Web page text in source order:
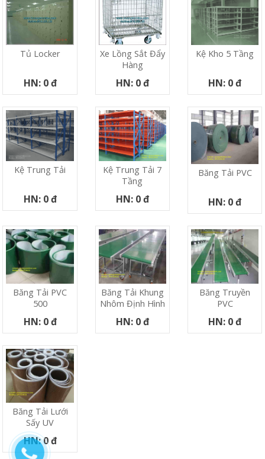
Tủ Locker
HN: 0 đ
Xe Lồng Sắt Đẩy
Hàng
HN: 0 đ
Kệ Kho 5 Tầng
HN: 0 đ
Kệ Trung Tải
HN: 0 đ
Kệ Trung Tải 7
Tầng
HN: 0 đ
Băng Tải PVC
HN: 0 đ
Băng Tải PVC
500
HN: 0 đ
Băng Tải Khung
Nhôm Định Hình
HN: 0 đ
Băng Truyền
PVC
HN: 0 đ
Băng Tải Lưới
Sấy UV
HN: 0 đ